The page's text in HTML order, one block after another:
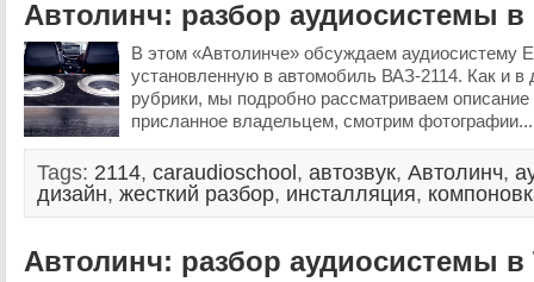
Автолинч: разбор аудиосистемы в
В этом «Автолинче» обсуждаем аудиосистему
установленную в автомобиль ВАЗ-2114. Как и в
рубрики, мы подробно рассматриваем
присланное владельцем, смотрим
Tags: 2114, caraudioschool , автозвук, Автолинч,
дизайн, жесткий разбор, инсталляция,
Автолинч: разбор аудиосистемы в